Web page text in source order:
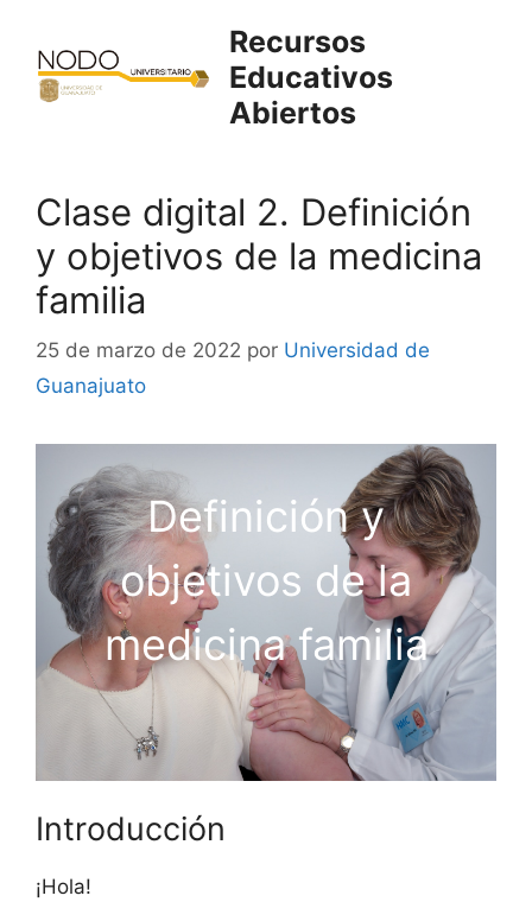
contenido
Recursos
Educativos
Abiertos
Clase digital 2. Definición
y objetivos de la medicina
familia
25 de marzo de 2022 por Universidad de
Guanajuato
Definición y
objetivos de la
medicina familia
Introducción
¡Hola!